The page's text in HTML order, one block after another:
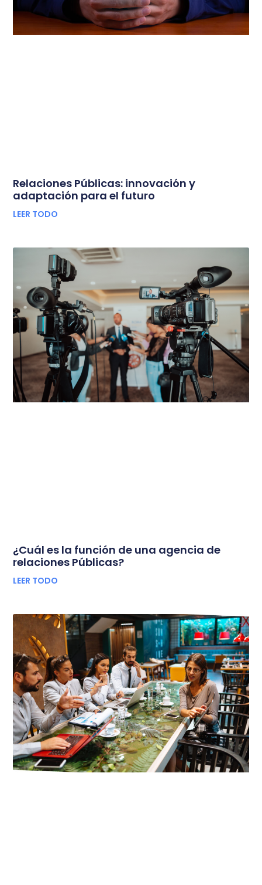
Relaciones Públicas: innovación y
adaptación para el futuro
LEER TODO
¿Cuál es la función de una agencia de
relaciones Públicas?
LEER TODO